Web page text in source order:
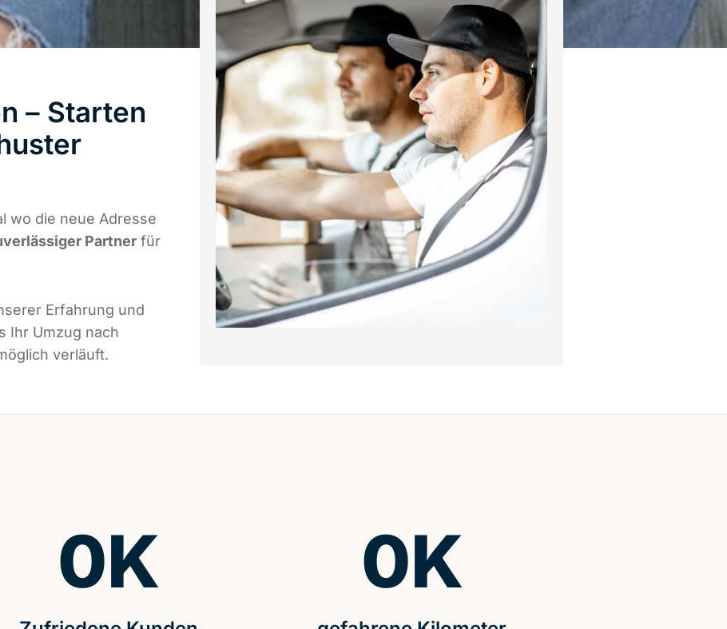
– Starten
wo die neue Adresse
Partner für
Erfahrung und
Ihr Umzug nach
verläuft.
0K 0K